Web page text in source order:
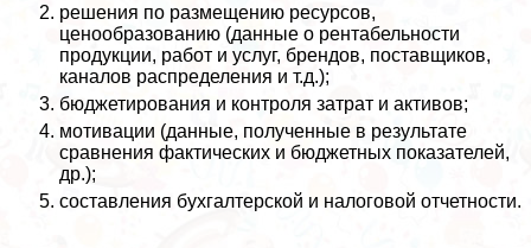
решения по размещению ресурсов,
ценообразованию (данные о рентабельности
продукции, работ и услуг, брендов, поставщиков,
каналов распределения и т.д.);
бюджетирования и контроля затрат и активов;
мотивации (данные, полученные в результате
сравнения фактических и бюджетных показателей,
др.);
составления бухгалтерской и налоговой отчетности.